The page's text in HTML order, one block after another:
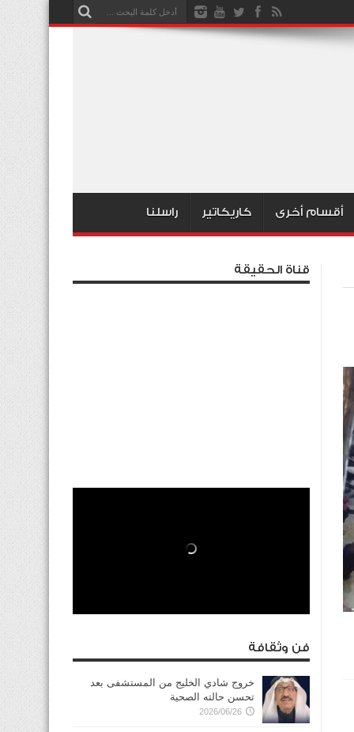
أقسام أخرى كاريكاتير راسلنا
قناة الحقيقة
فن وثقافة
خروج شادي الخليج من المستشفى بعد
تحسن حالته الصحية
2026/06/26